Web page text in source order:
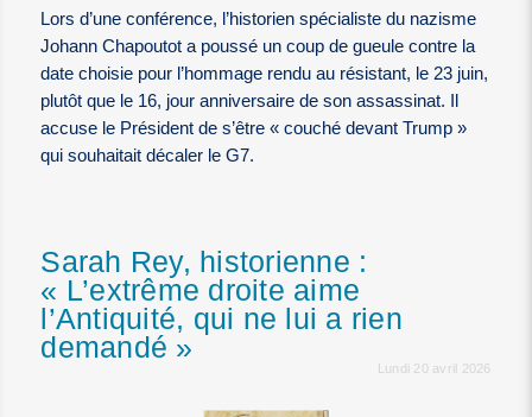
Lors d’une conférence, l’historien spécialiste du nazisme
Johann Chapoutot a poussé un coup de gueule contre la
date choisie pour l’hommage rendu au résistant, le 23 juin,
plutôt que le 16, jour anniversaire de son assassinat. Il
accuse le Président de s’être « couché devant Trump »
qui souhaitait décaler le G7.
Sarah Rey, historienne :
« L’extrême droite aime
l’Antiquité, qui ne lui a rien
demandé »
Lundi 20 avril 2026